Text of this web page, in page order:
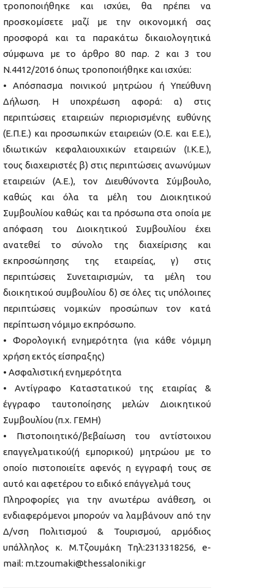
τροποποιήθηκε και ισχύει, θα πρέπει να
προσκομίσετε μαζί με την οικονομική σας
προσφορά και τα παρακάτω δικαιολογητικά
σύμφωνα με το άρθρο 80 παρ. 2 και 3 του
Ν.4412/2016 όπως τροποποιήθηκε και ισχύει:
• Απόσπασμα ποινικού μητρώου ή Υπεύθυνη
Δήλωση. Η υποχρέωση αφορά: α) στις
περιπτώσεις εταιρειών περιορισμένης ευθύνης
(Ε.Π.Ε.) και προσωπικών εταιρειών (Ο.Ε. και Ε.Ε.),
ιδιωτικών κεφαλαιουχικών εταιρειών (Ι.Κ.Ε.),
τους διαχειριστές β) στις περιπτώσεις ανωνύμων
εταιρειών (Α.Ε.), τον Διευθύνοντα Σύμβουλο,
καθώς και όλα τα μέλη του Διοικητικού
Συμβουλίου καθώς και τα πρόσωπα στα οποία με
απόφαση του Διοικητικού Συμβουλίου έχει
ανατεθεί το σύνολο της διαχείρισης και
εκπροσώπησης της εταιρείας, γ) στις
περιπτώσεις Συνεταιρισμών, τα μέλη του
διοικητικού συμβουλίου δ) σε όλες τις υπόλοιπες
περιπτώσεις νομικών προσώπων τον κατά
περίπτωση νόμιμο εκπρόσωπο.
• Φορολογική ενημερότητα (για κάθε νόμιμη
χρήση εκτός είσπραξης)
• Ασφαλιστική ενημερότητα
• Αντίγραφο Καταστατικού της εταιρίας &
έγγραφο ταυτοποίησης μελών Διοικητικού
Συμβουλίου (π.χ. ΓΕΜΗ)
• Πιστοποιητικό/βεβαίωση του αντίστοιχου
επαγγελματικού(ή εμπορικού) μητρώου με το
οποίο πιστοποιείτε αφενός η εγγραφή τους σε
αυτό και αφετέρου το ειδικό επάγγελμά τους
Πληροφορίες για την ανωτέρω ανάθεση, οι
ενδιαφερόμενοι μπορούν να λαμβάνουν από την
Δ/νση Πολιτισμού & Τουρισμού, αρμόδιος
υπάλληλος κ. Μ.Τζουμάκη Τηλ:2313318256, e-
mail: m.tzoumaki@thessaloniki.gr